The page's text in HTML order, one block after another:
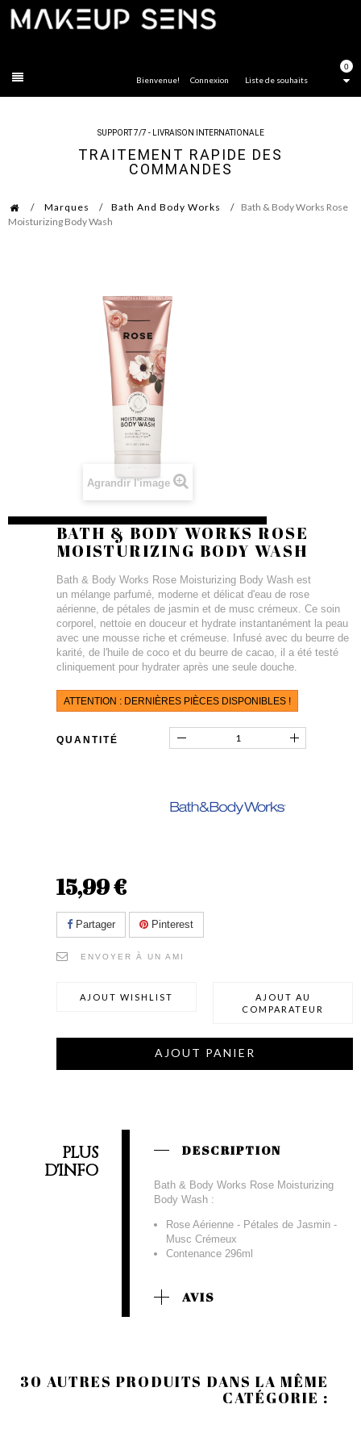
0
Liste de souhaits
Bienvenue! Connexion
SUPPORT 7/7 - LIVRAISON INTERNATIONALE
TRAITEMENT RAPIDE DES
COMMANDES
Marques Bath And Body Works
Bath & Body Works Rose
Moisturizing Body Wash
Agrandir l'image
BATH & BODY WORKS ROSE
MOISTURIZING BODY WASH
Bath & Body Works Rose Moisturizing Body Wash est
un mélange parfumé, moderne et délicat d'eau de rose
aérienne, de pétales de jasmin et de musc crémeux. Ce soin
corporel, nettoie en douceur et hydrate instantanément la peau
avec une mousse riche et crémeuse. Infusé avec du beurre de
karité, de l'huile de coco et du beurre de cacao, il a été testé
cliniquement pour hydrater après une seule douche.
ATTENTION : DERNIÈRES PIÈCES DISPONIBLES !
QUANTITÉ
15,99 €
Partager Pinterest
ENVOYER À UN AMI
AJOUT WISHLIST
AJOUT AU
COMPARATEUR
AJOUT PANIER
PLUS
D'INFO
DESCRIPTION
Bath & Body Works Rose Moisturizing
Body Wash :
Rose Aérienne - Pétales de Jasmin -
Musc Crémeux
Contenance 296ml
AVIS
30 AUTRES PRODUITS DANS LA MÊME
CATÉGORIE :